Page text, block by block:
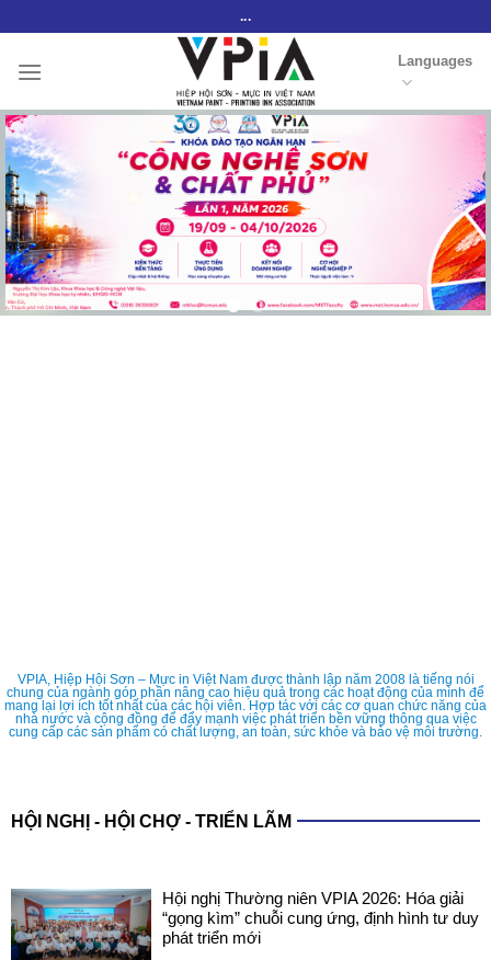
content
...
Languages
VPIA, Hiệp Hội Sơn – Mực in Việt Nam được thành lập năm 2008 là tiếng nói
chung của ngành góp phần nâng cao hiệu quả trong các hoạt động của mình để
mang lại lợi ích tốt nhất của các hội viên. Hợp tác với các cơ quan chức năng của
nhà nước và cộng đồng để đẩy mạnh việc phát triển bền vững thông qua việc
cung cấp các sản phẩm có chất lượng, an toàn, sức khỏe và bảo vệ môi trường.
HỘI NGHỊ - HỘI CHỢ - TRIỂN LÃM
Hội nghị Thường niên VPIA 2026: Hóa giải
“gọng kìm” chuỗi cung ứng, định hình tư duy
phát triển mới